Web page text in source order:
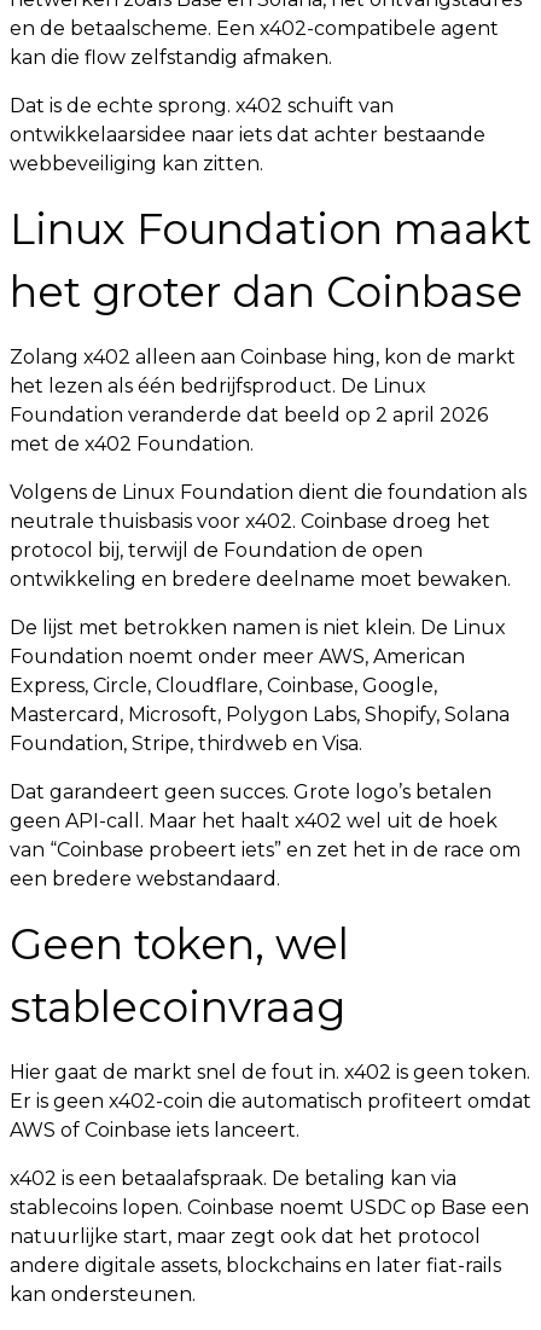
en de betaalscheme. Een x402-compatibele agent
kan die flow zelfstandig afmaken.
Dat is de echte sprong. x402 schuift van
ontwikkelaarsidee naar iets dat achter bestaande
webbeveiliging kan zitten.
Linux Foundation maakt
het groter dan Coinbase
Zolang x402 alleen aan Coinbase hing, kon de markt
het lezen als één bedrijfsproduct. De Linux
Foundation veranderde dat beeld op 2 april 2026
met de x402 Foundation.
Volgens de Linux Foundation dient die foundation als
neutrale thuisbasis voor x402. Coinbase droeg het
protocol bij, terwijl de Foundation de open
ontwikkeling en bredere deelname moet bewaken.
De lijst met betrokken namen is niet klein. De Linux
Foundation noemt onder meer AWS, American
Express, Circle, Cloudflare, Coinbase, Google,
Mastercard, Microsoft, Polygon Labs, Shopify, Solana
Foundation, Stripe, thirdweb en Visa.
Dat garandeert geen succes. Grote logo’s betalen
geen API-call. Maar het haalt x402 wel uit de hoek
van “Coinbase probeert iets” en zet het in de race om
een bredere webstandaard.
Geen token, wel
stablecoinvraag
Hier gaat de markt snel de fout in. x402 is geen token.
Er is geen x402-coin die automatisch profiteert omdat
AWS of Coinbase iets lanceert.
x402 is een betaalafspraak. De betaling kan via
stablecoins lopen. Coinbase noemt USDC op Base een
natuurlijke start, maar zegt ook dat het protocol
andere digitale assets, blockchains en later fiat-rails
kan ondersteunen.